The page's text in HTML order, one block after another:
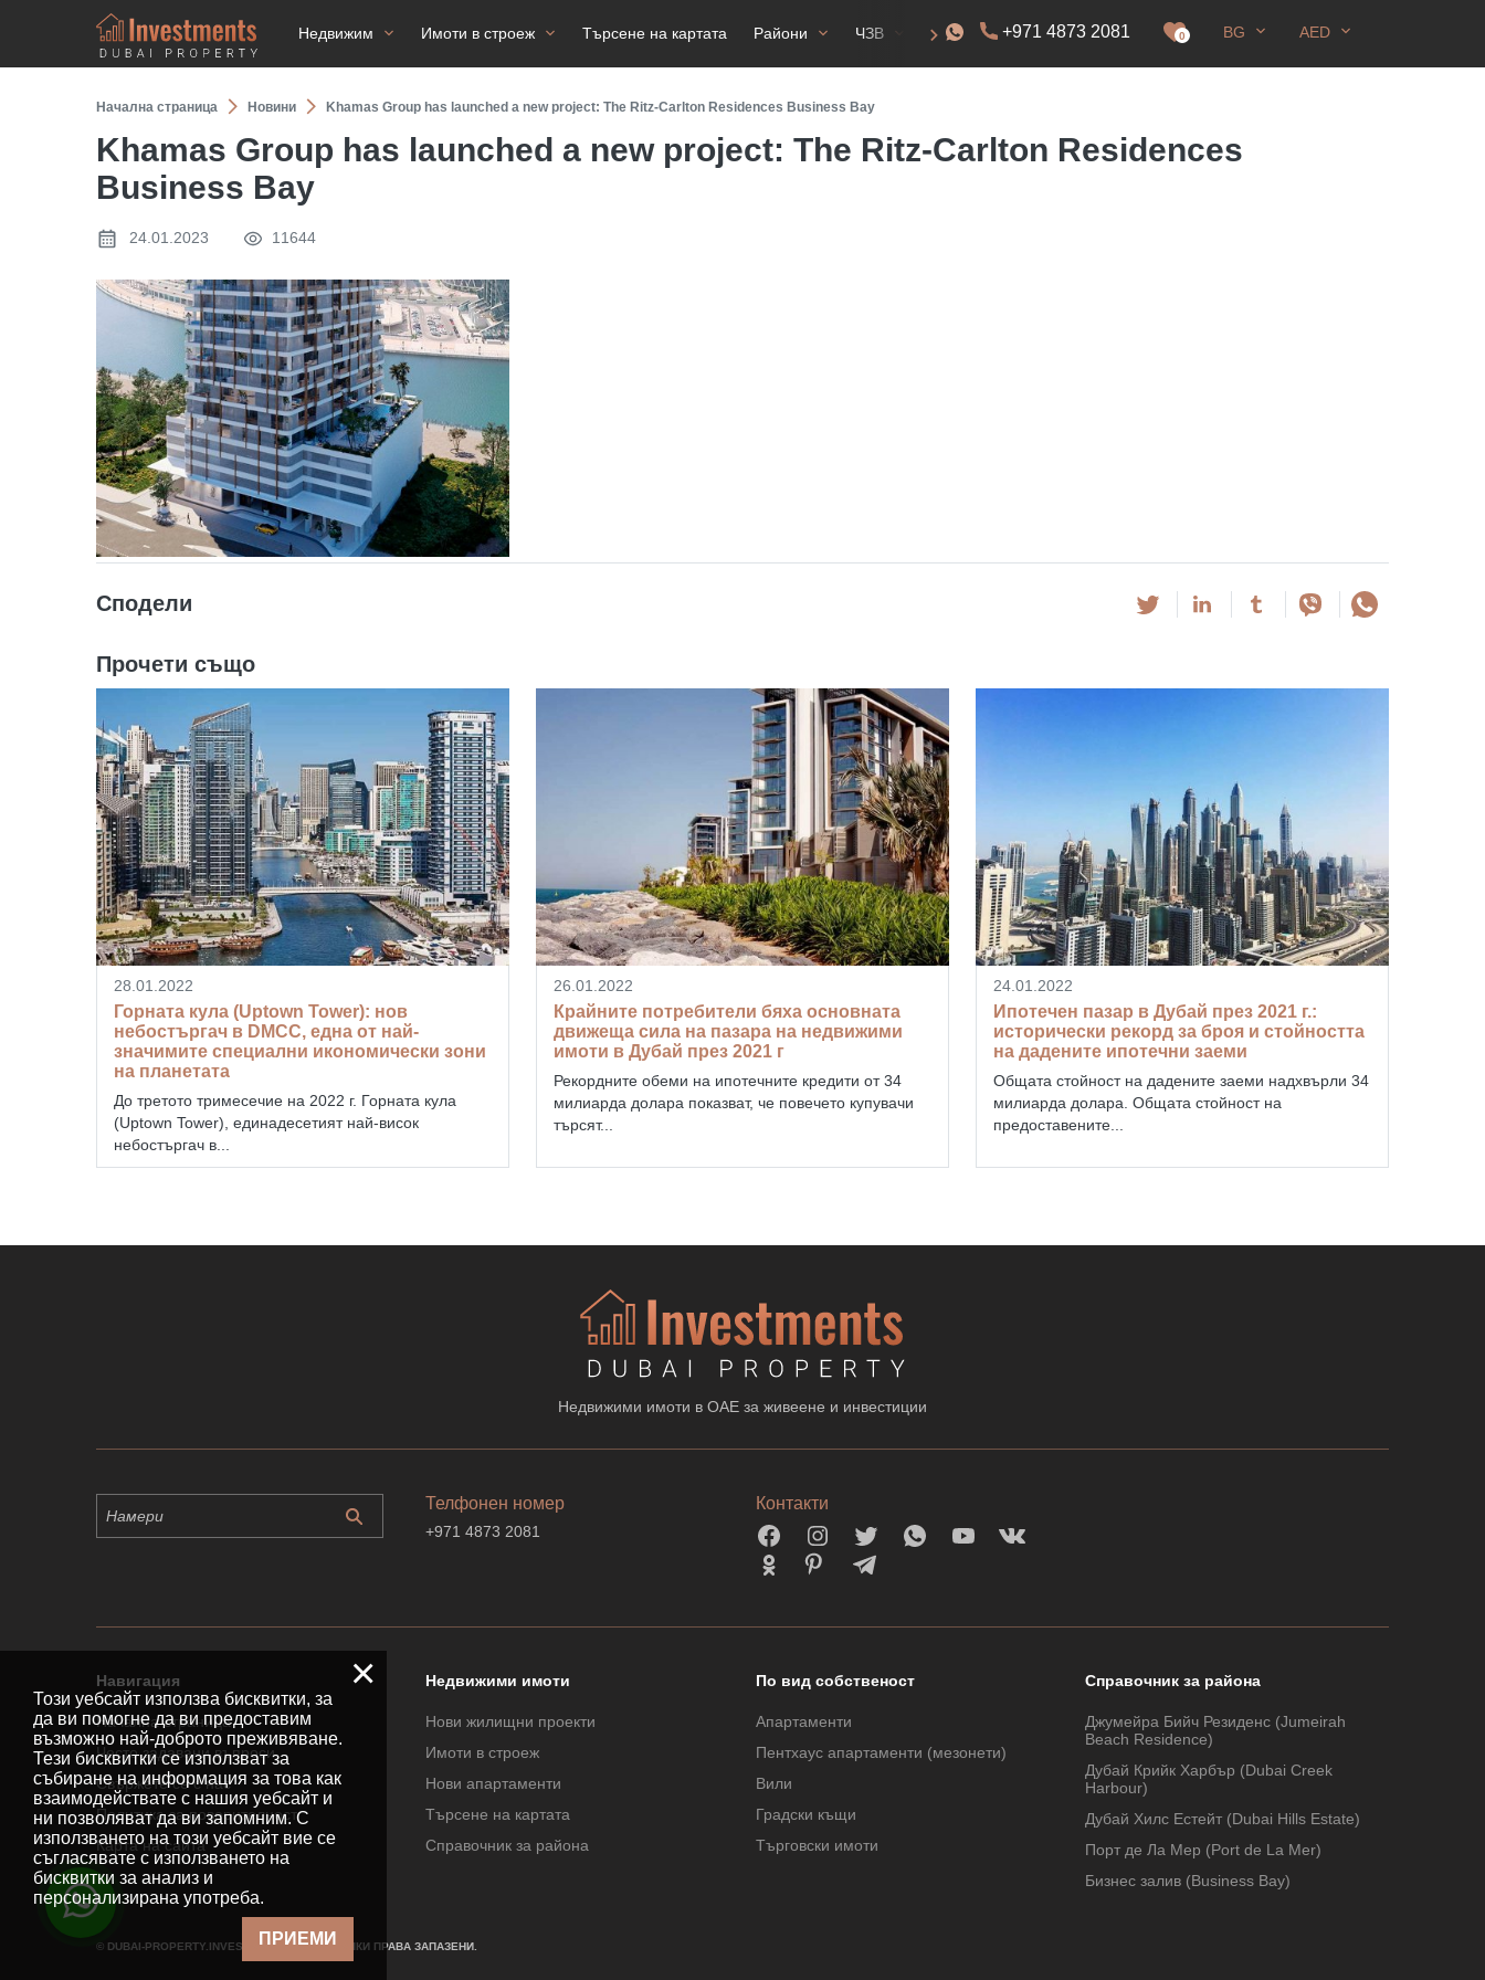
Недвижим Имоти в строеж Търсене на картата Райони ЧЗВ Разрешение+971 4873 2081 0 BG AED
Начална страница Новини Khamas Group has launched a new project: The Ritz-Carlton Residences Business Bay
Khamas Group has launched a new project: The Ritz-Carlton Residences
Business Bay
24.01.2023 11644
Сподели
Прочети също
28.01.2022
Горната кула (Uptown Tower): нов
небостъргач в DMCC, една от най-
значимите специални икономически зони
на планетата
До третото тримесечие на 2022 г. Горната кула
(Uptown Tower), единадесетият най-висок
небостъргач в...
26.01.2022
Крайните потребители бяха основната
движеща сила на пазара на недвижими
имоти в Дубай през 2021 г
Рекордните обеми на ипотечните кредити от 34
милиарда долара показват, че повечето купувачи
търсят...
24.01.2022
Ипотечен пазар в Дубай през 2021 г.:
исторически рекорд за броя и стойността
на дадените ипотечни заеми
Общата стойност на дадените заеми надхвърли 34
милиарда долара. Общата стойност на
предоставените...
Недвижими имоти в ОАЕ за живеене и инвестиции
Телфонен номер
+971 4873 2081
Контакти
Навигация
Начална страница
Често задавани въпроси
Свържете се с нас
Политика за поверителност
Карта на сайта
Недвижими имоти
Нови жилищни проекти
Имоти в строеж
Нови апартаменти
Търсене на картата
Справочник за района
По вид собственост
Апартаменти
Пентхаус апартаменти (мезонети)
Вили
Градски къщи
Търговски имоти
Справочник за района
Джумейра Бийч Резиденс (Jumeirah
Beach Residence)
Дубай Крийк Харбър (Dubai Creek
Harbour)
Дубай Хилс Естейт (Dubai Hills Estate)
Порт де Ла Мер (Port de La Mer)
Бизнес залив (Business Bay)
© DUBAI-PROPERTY.INVESTMENTS 2026. ВСИЧКИ ПРАВА ЗАПАЗЕНИ.
×
Този уебсайт използва бисквитки, за
да ви помогне да ви предоставим
възможно най-доброто преживяване.
Тези бисквитки се използват за
събиране на информация за това как
взаимодействате с нашия уебсайт и
ни позволяват да ви запомним. С
използването на този уебсайт вие се
съгласявате с използването на
бисквитки за анализ и
персонализирана употреба.
ПРИЕМИ